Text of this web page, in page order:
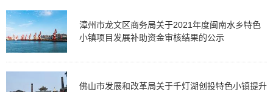
漳州市龙文区商务局关于2021年度闽南水乡特色
小镇项目发展补助资金审核结果的公示
佛山市发展和改革局关于千灯湖创投特色小镇提升